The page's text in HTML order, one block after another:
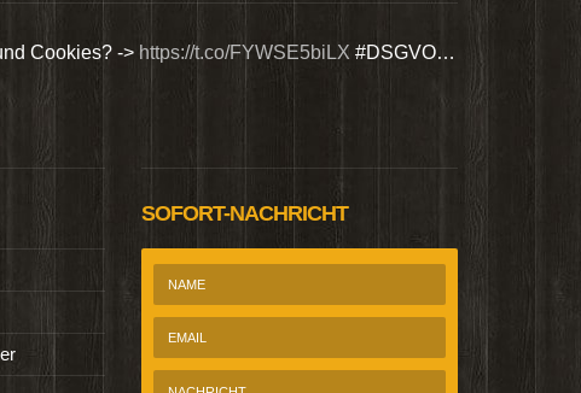
Cookies? -> https://t.co/FYWSE5biLX #DSGVO…
Wir bieten
SOFORT-NACHRICHT